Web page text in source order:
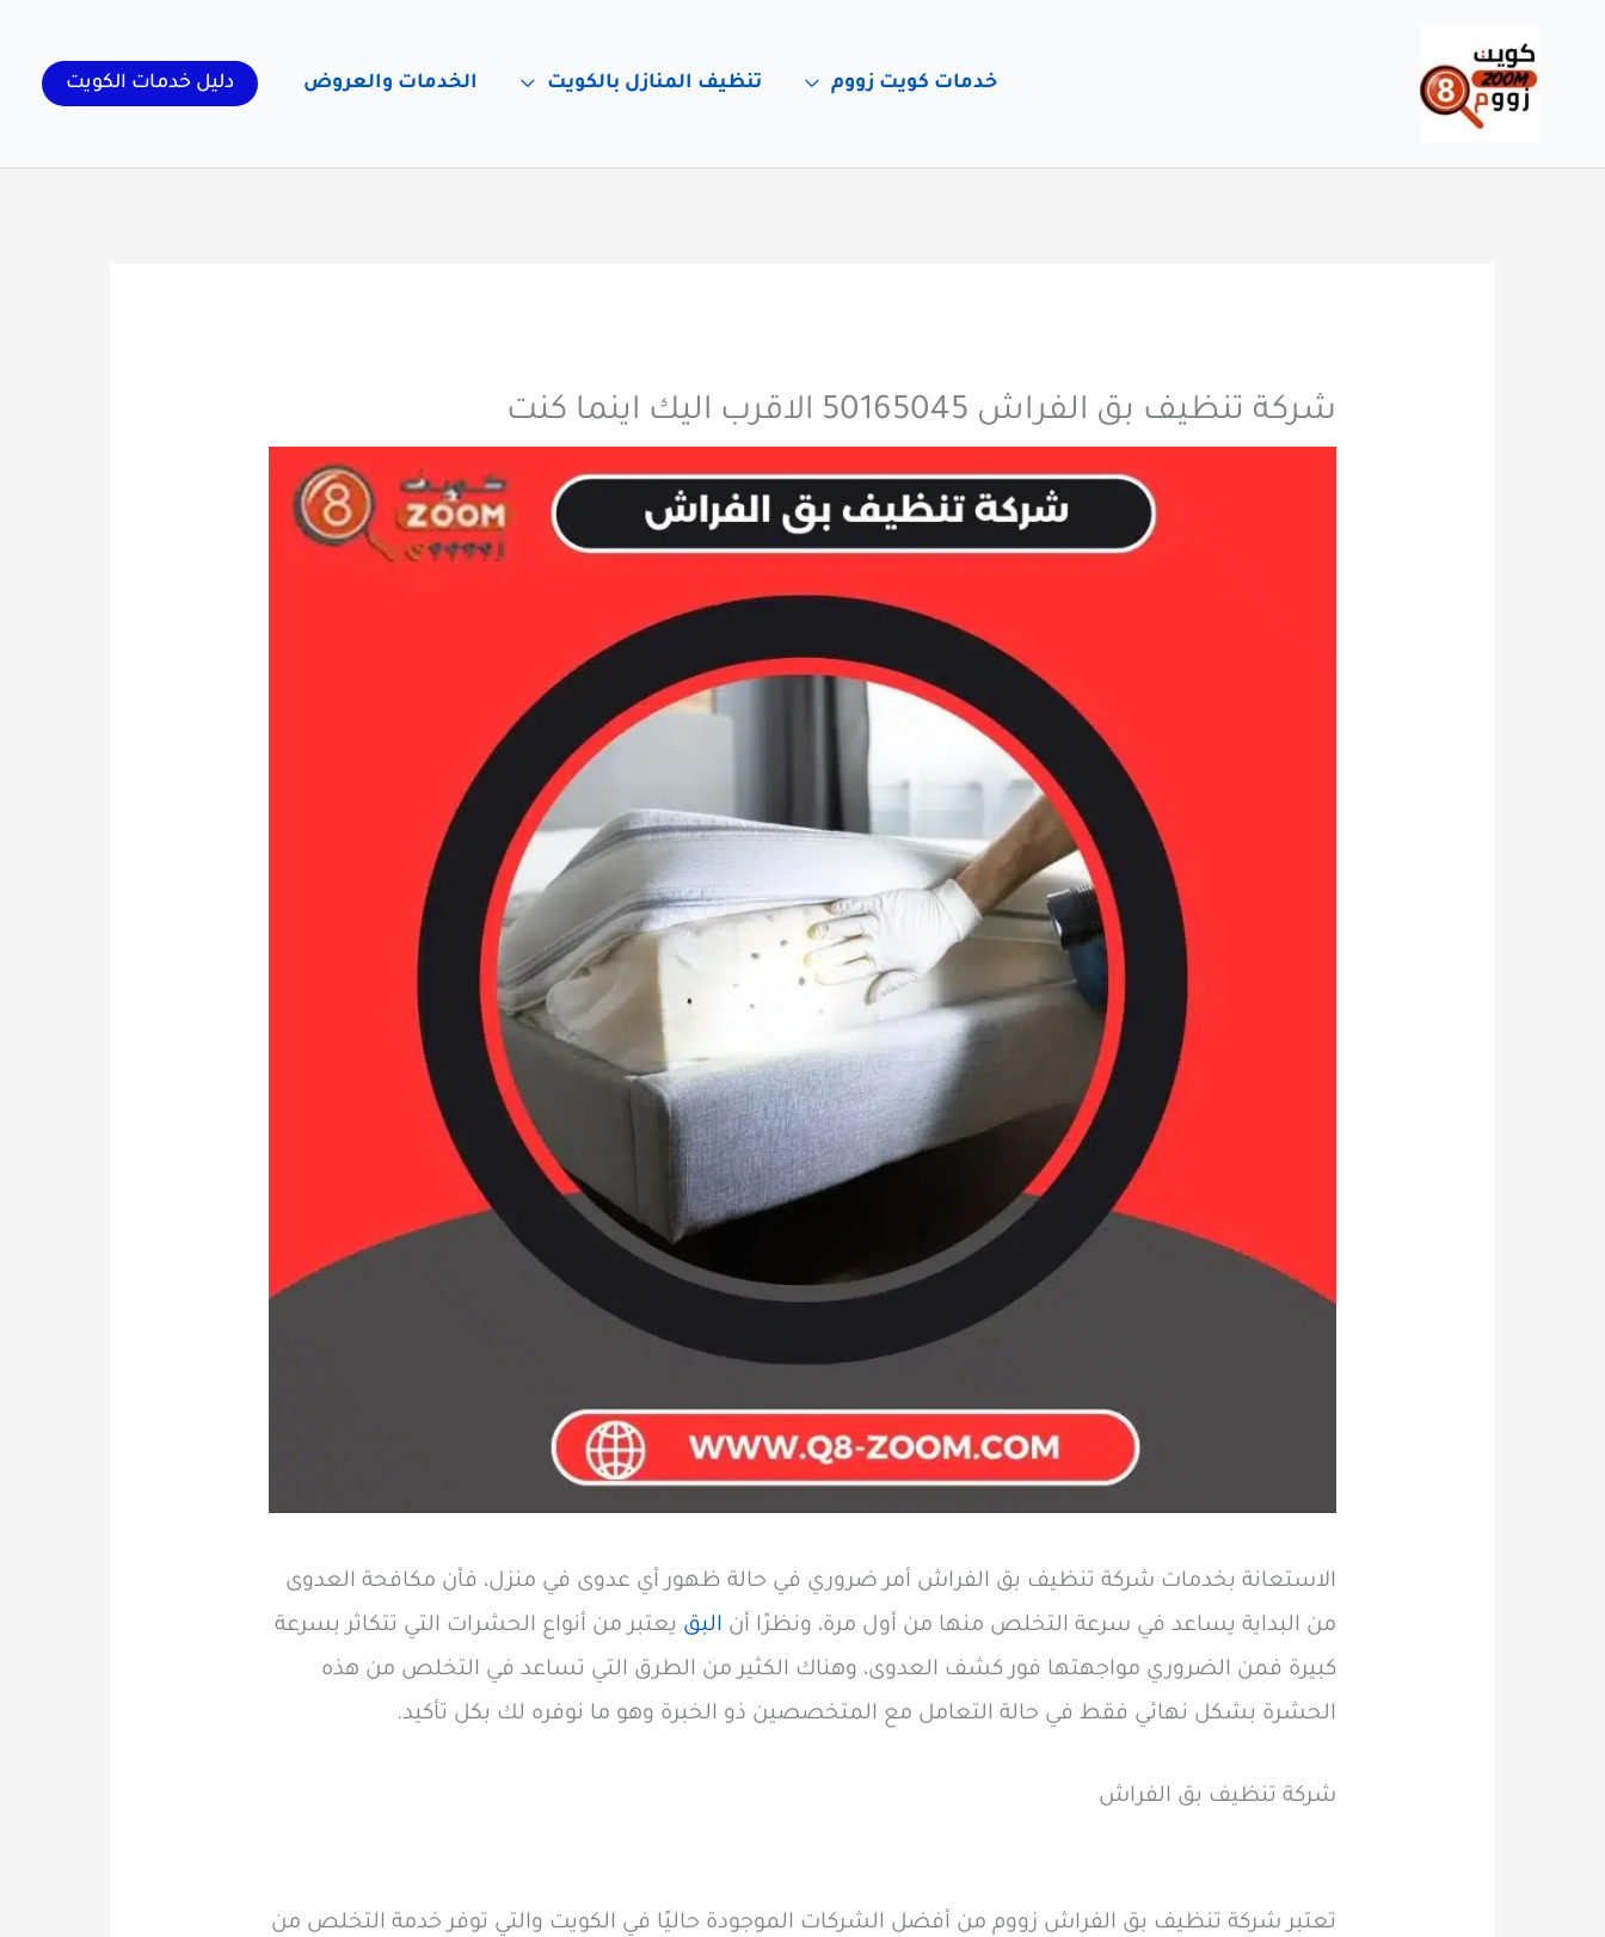
المحتوى
خدمات كويت زووم تنظيف المنازل بالكويت الخدمات والعروض دليل خدمات الكويت
شركة تنظيف بق الفراش 50165045 الاقرب اليك اينما كنت
الاستعانة بخدمات شركة تنظيف بق الفراش أمر ضروري في حالة ظهور أي عدوى في منزل، فأن مكافحة العدوى
من البداية يساعد في سرعة التخلص منها من أول مرة، ونظرًا أن البق يعتبر من أنواع الحشرات التي تتكاثر بسرعة
كبيرة فمن الضروري مواجهتها فور كشف العدوى، وهناك الكثير من الطرق التي تساعد في التخلص من هذه
الحشرة بشكل نهائي فقط في حالة التعامل مع المتخصصين ذو الخبرة وهو ما نوفره لك بكل تأكيد.
شركة تنظيف بق الفراش
تعتبر شركة تنظيف بق الفراش زووم من أفضل الشركات الموجودة حاليًا في الكويت والتي توفر خدمة التخلص من